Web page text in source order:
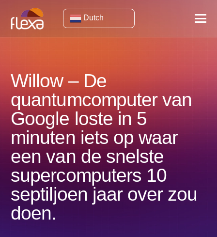
Dutch
Willow – De
quantumcomputer van
Google loste in 5
minuten iets op waar
een van de snelste
supercomputers 10
septiljoen jaar over zou
doen.